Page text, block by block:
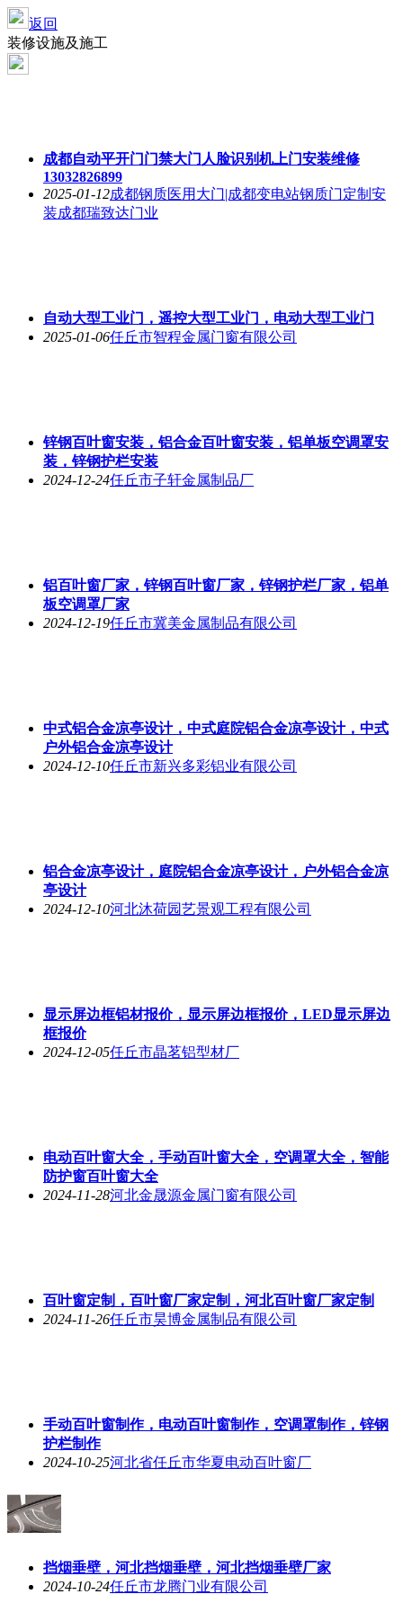
返回
装修设施及施工
成都自动平开门门禁大门人脸识别机上门安装维修
13032826899
2025-01-12成都钢质医用大门|成都变电站钢质门定制安
装成都瑞致达门业
自动大型工业门，遥控大型工业门，电动大型工业门
2025-01-06任丘市智程金属门窗有限公司
锌钢百叶窗安装，铝合金百叶窗安装，铝单板空调罩安
装，锌钢护栏安装
2024-12-24任丘市子轩金属制品厂
铝百叶窗厂家，锌钢百叶窗厂家，锌钢护栏厂家，铝单
板空调罩厂家
2024-12-19任丘市冀美金属制品有限公司
中式铝合金凉亭设计，中式庭院铝合金凉亭设计，中式
户外铝合金凉亭设计
2024-12-10任丘市新兴多彩铝业有限公司
铝合金凉亭设计，庭院铝合金凉亭设计，户外铝合金凉
亭设计
2024-12-10河北沐荷园艺景观工程有限公司
显示屏边框铝材报价，显示屏边框报价，LED显示屏边
框报价
2024-12-05任丘市晶茗铝型材厂
电动百叶窗大全，手动百叶窗大全，空调罩大全，智能
防护窗百叶窗大全
2024-11-28河北金晟源金属门窗有限公司
百叶窗定制，百叶窗厂家定制，河北百叶窗厂家定制
2024-11-26任丘市昊博金属制品有限公司
手动百叶窗制作，电动百叶窗制作，空调罩制作，锌钢
护栏制作
2024-10-25河北省任丘市华夏电动百叶窗厂
挡烟垂壁，河北挡烟垂壁，河北挡烟垂壁厂家
2024-10-24任丘市龙腾门业有限公司